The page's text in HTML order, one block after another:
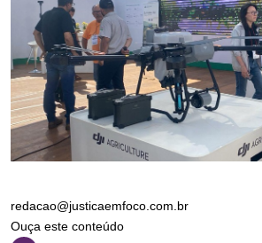
redacao@justicaemfoco.com.br
Ouça este conteúdo